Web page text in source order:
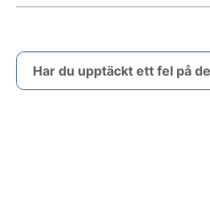
Har du upptäckt ett fel på